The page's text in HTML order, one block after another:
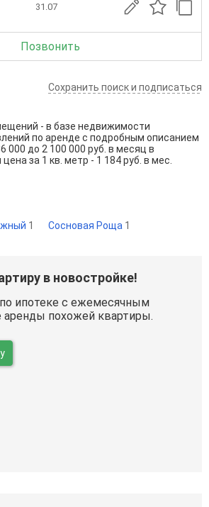
31.07
Позвонить
Сохранить поиск и подписаться
- в базе недвижимости
по аренде с подробным описанием
000 до 2 100 000 руб. в месяц в
за 1 кв. метр - 1 184 руб. в мес.
1 Сосновая Роща 1
в новостройке!
ипотеке с ежемесячным
похожей квартиры.